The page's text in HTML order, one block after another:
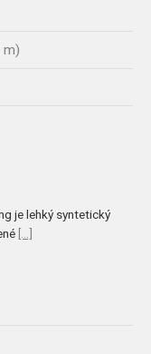
m)
je lehký syntetický
[...]